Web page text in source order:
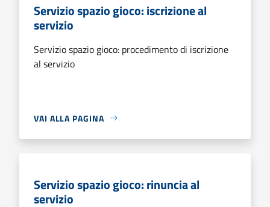
Servizio spazio gioco: iscrizione al
servizio
Servizio spazio gioco: procedimento di iscrizione
al servizio
VAI ALLA PAGINA
Servizio spazio gioco: rinuncia al
servizio